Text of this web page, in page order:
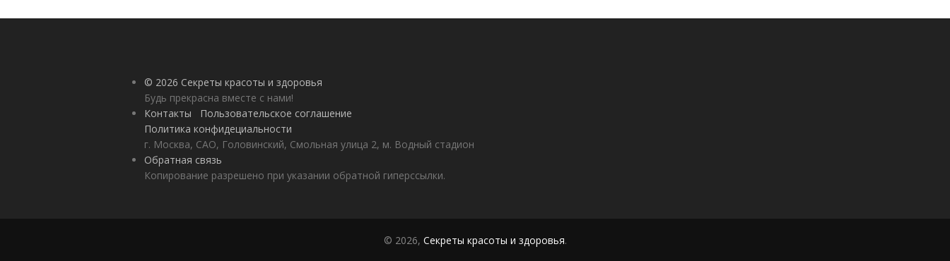
© 2026 Секреты красоты и здоровья
Будь прекрасна вместе с нами!
Контакты
Пользовательское соглашение
Политика конфидециальности
г. Москва, САО, Головинский, Смольная улица 2, м. Водный стадион
Обратная связь
Копирование разрешено при указании обратной гиперссылки.
© 2026, Секреты красоты и здоровья.